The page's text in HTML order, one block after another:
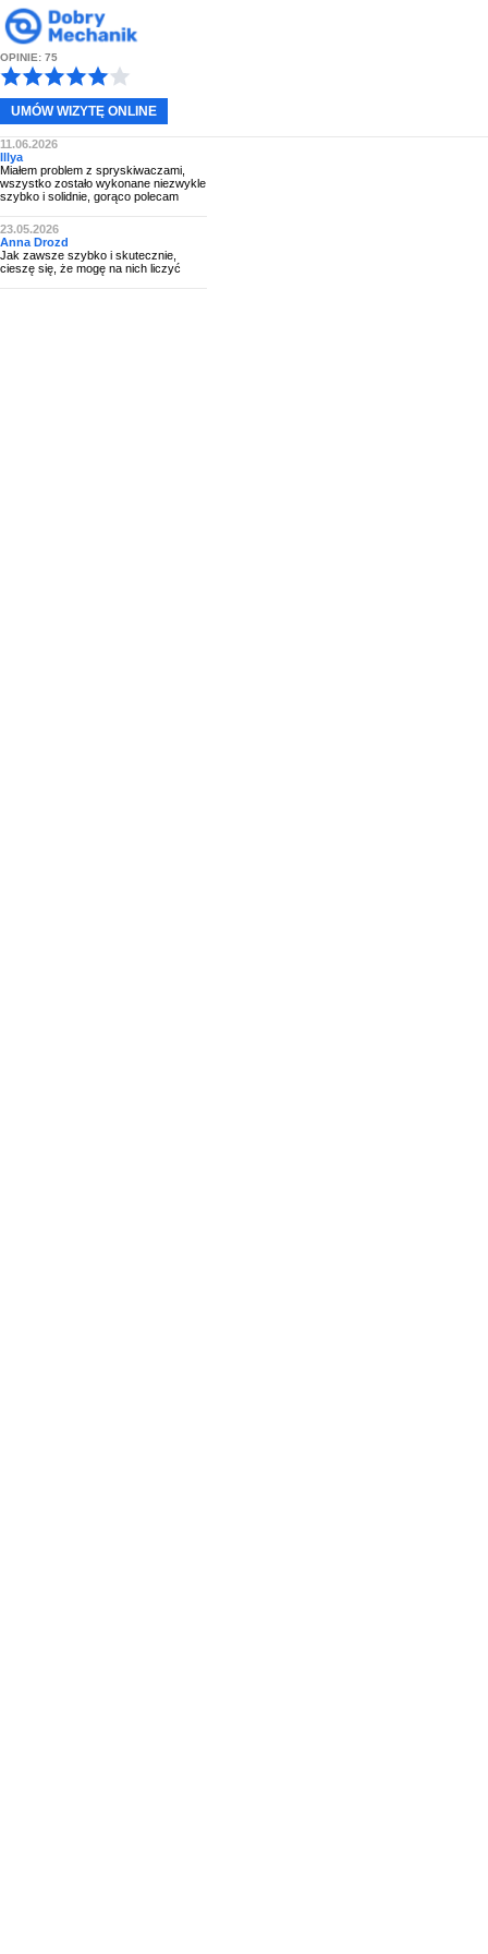
OPINIE: 75
UMÓW WIZYTĘ ONLINE
11.06.2026
Illya
Miałem problem z spryskiwaczami,
wszystko zostało wykonane niezwykle
szybko i solidnie, gorąco polecam
23.05.2026
Anna Drozd
Jak zawsze szybko i skutecznie,
cieszę się, że mogę na nich liczyć